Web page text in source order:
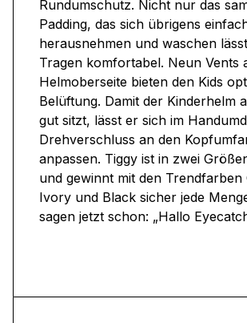
Rundumschutz. Nicht nur das
Padding, das sich übrigens
herausnehmen und waschen
Tragen komfortabel. Neun Vents
Helmoberseite bieten den Kids
Belüftung. Damit der Kinderhelm
gut sitzt, lässt er sich im
Drehverschluss an den
anpassen. Tiggy ist in zwei
und gewinnt mit den Trendfarben
Ivory und Black sicher jede
sagen jetzt schon: „Hallo